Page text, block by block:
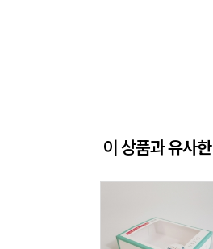
이 상품과 유사한